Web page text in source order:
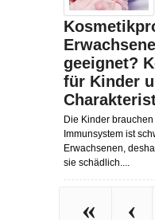
geeignet?
für Kinder
Die Kinder
Immunsystem ist
Erwachsenen,
sie schädlich....
« ‹